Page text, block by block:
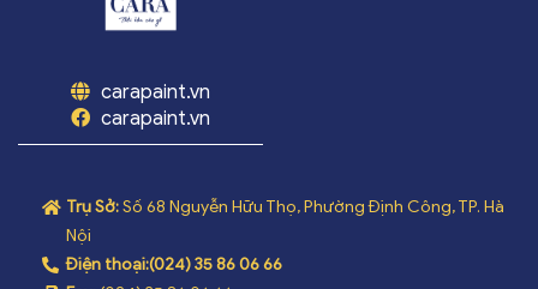
carapaint.vn
carapaint.vn
Trụ Sở:Số 68 Nguyễn Hữu Thọ, Phường Định Công, TP. Hà
Nội
Điện thoại:(024) 35 86 06 66